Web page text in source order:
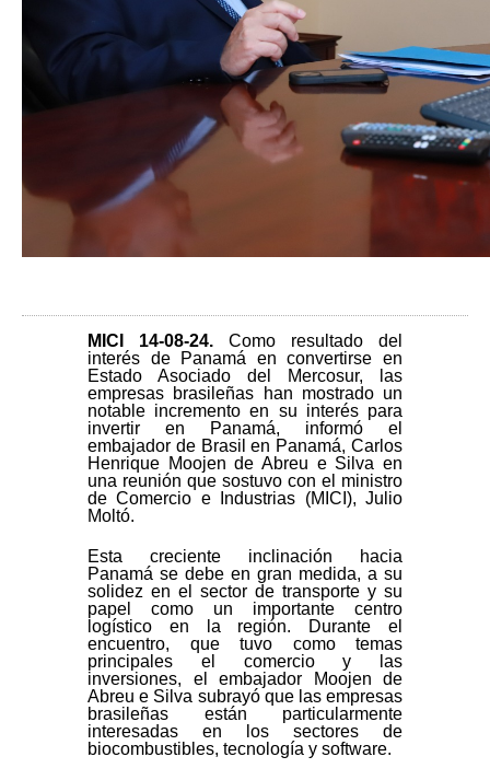
MICI 14-08-24. Como resultado del
interés de Panamá en convertirse en
Estado Asociado del Mercosur, las
empresas brasileñas han mostrado un
notable incremento en su interés para
invertir en Panamá, informó el
embajador de Brasil en Panamá, Carlos
Henrique Moojen de Abreu e Silva en
una reunión que sostuvo con el ministro
de Comercio e Industrias (MICI), Julio
Moltó.
Esta creciente inclinación hacia
Panamá se debe en gran medida, a su
solidez en el sector de transporte y su
papel como un importante centro
logístico en la región. Durante el
encuentro, que tuvo como temas
principales el comercio y las
inversiones, el embajador Moojen de
Abreu e Silva subrayó que las empresas
brasileñas están particularmente
interesadas en los sectores de
biocombustibles, tecnología y software.